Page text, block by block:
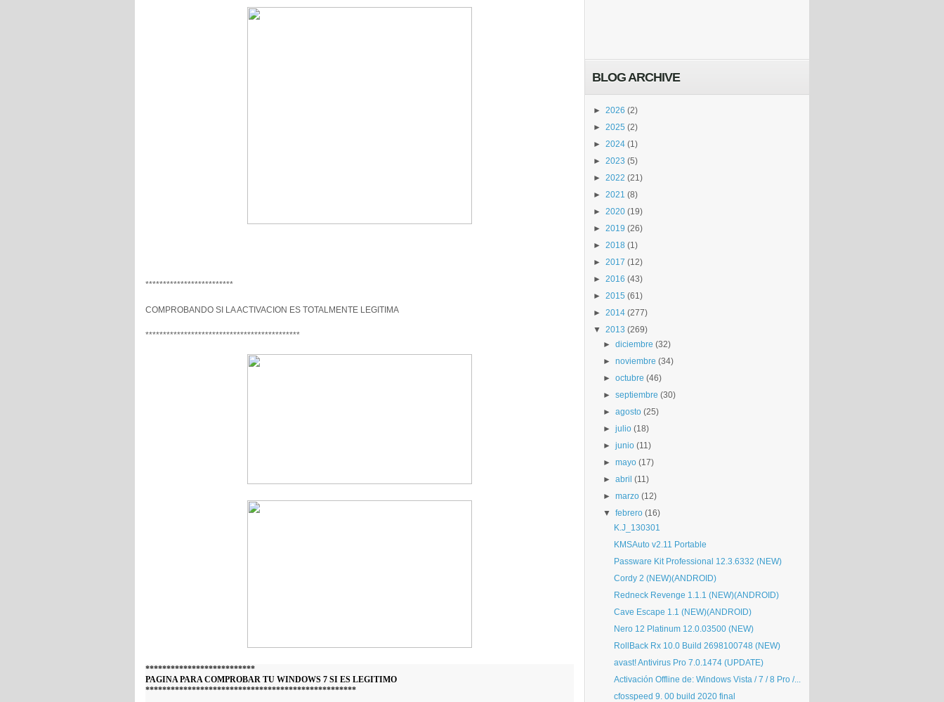
*************************
COMPROBANDO SI LA ACTIVACION ES TOTALMENTE LEGITIMA
********************************************
**************************
PAGINA PARA COMPROBAR TU WINDOWS 7 SI ES LEGITIMO
**************************************************
BLOG ARCHIVE
► 2026 (2)
► 2025 (2)
► 2024 (1)
► 2023 (5)
► 2022 (21)
► 2021 (8)
► 2020 (19)
► 2019 (26)
► 2018 (1)
► 2017 (12)
► 2016 (43)
► 2015 (61)
► 2014 (277)
▼ 2013 (269)
►diciembre (32)
►noviembre (34)
►octubre (46)
►septiembre (30)
►agosto (25)
►julio (18)
►junio (11)
►mayo (17)
►abril (11)
►marzo (12)
▼febrero (16)
K.J_130301
KMSAuto v2.11 Portable
Passware Kit Professional 12.3.6332 (NEW)
Cordy 2 (NEW)(ANDROID)
Redneck Revenge 1.1.1 (NEW)(ANDROID)
Cave Escape 1.1 (NEW)(ANDROID)
Nero 12 Platinum 12.0.03500 (NEW)
RollBack Rx 10.0 Build 2698100748 (NEW)
avast! Antivirus Pro 7.0.1474 (UPDATE)
Activación Offline de: Windows Vista / 7 / 8 Pro /...
cfosspeed 9. 00 build 2020 final